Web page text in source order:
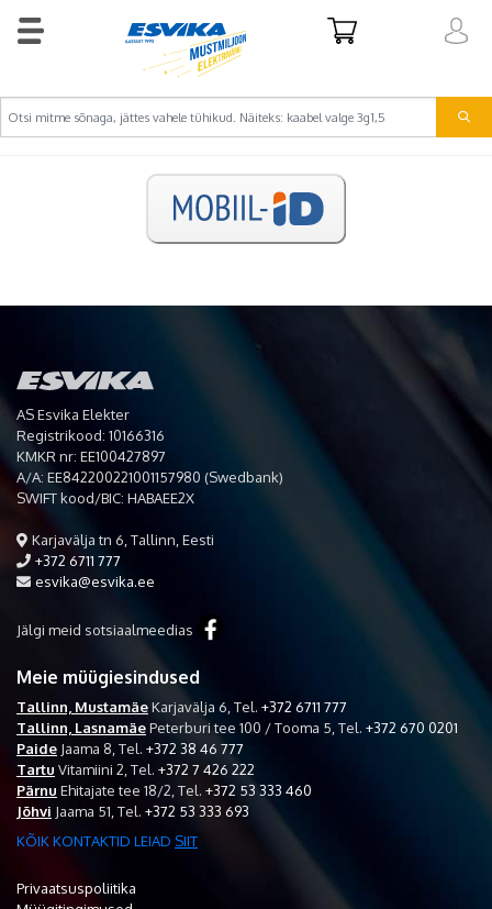
AS Esvika Elekter
Registrikood: 10166316
KMKR nr: EE100427897
A/A: EE842200221001157980 (Swedbank)
SWIFT kood/BIC: HABAEE2X
Karjavälja tn 6, Tallinn, Eesti
+372 6711 777
esvika@esvika.ee
Jälgi meid sotsiaalmeedias
Meie müügiesindused
Tallinn, MustamäeKarjavälja 6, Tel. +372 6711 777
Tallinn, LasnamäePeterburi tee 100 / Tooma 5, Tel. +372 670 0201
Paide Jaama 8, Tel. +372 38 46 777
Tartu Vitamiini 2, Tel. +372 7 426 222
Pärnu Ehitajate tee 18/2, Tel. +372 53 333 460
Jõhvi Jaama 51, Tel. +372 53 333 693
KÕIK KONTAKTID LEIAD SIIT
Privaatsuspoliitika